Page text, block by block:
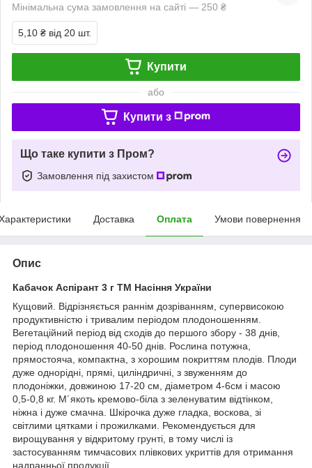
Мінімальна сума замовлення на сайті — 250 ₴
5,10 ₴ від 20 шт.
Купити
або
Купити з
Що таке купити з Пром?
Замовлення під захистом
Доставка Оплата Умови повернення
Опис
Кабачок Аспірант 3 г ТМ Насіння України
Кущовий. Відрізняється раннім дозріванням, супервисокою
продуктивністю і тривалим періодом плодоношенням.
Вегетаційний період від сходів до першого збору - 38 днів,
період плодоношення 40-50 днів. Рослина потужна,
прямостояча, компактна, з хорошим покриттям плодів. Плоди
дуже однорідні, прямі, циліндричні, з звуженням до
плодоніжки, довжиною 17-20 см, діаметром 4-6см і масою
0,5-0,8 кг. М´якоть кремово-біла з зеленуватим відтінком,
ніжна і дуже смачна. Шкірочка дуже гладка, воскова, зі
світлими цятками і прожилками. Рекомендується для
вирощування у відкритому грунті, в тому числі із
застосуванням тимчасових плівкових укриттів для отримання
надранньої продукції.